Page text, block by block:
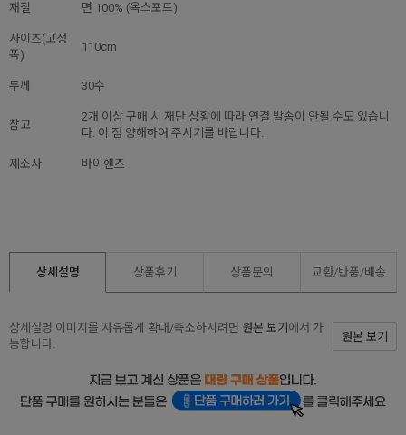
재질 면 100% (옥스포드)
사이즈(고정
폭)
110cm
두께 30수
참고
2개 이상 구매 시 재단 상황에 따라 연결 발송이 안될 수도 있습니
다. 이 점 양해하여 주시기를 바랍니다.
제조사 바이핸즈
상세설명 상품후기 상품문의 교환/반품/배송
상세설명 이미지를 자유롭게 확대/축소하시려면 원본 보기 에서 가
능합니다.
원본 보기